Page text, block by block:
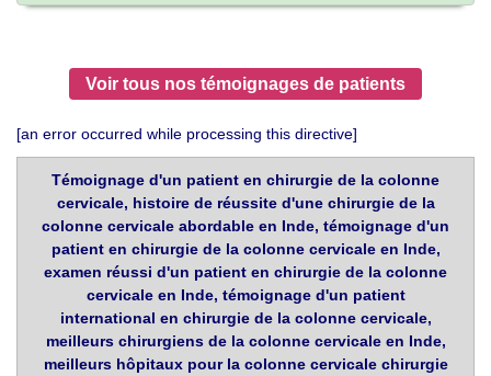
Voir tous nos témoignages de patients
[an error occurred while processing this directive]
Témoignage d'un patient en chirurgie de la colonne
cervicale, histoire de réussite d'une chirurgie de la
colonne cervicale abordable en Inde, témoignage d'un
patient en chirurgie de la colonne cervicale en Inde,
examen réussi d'un patient en chirurgie de la colonne
cervicale en Inde, témoignage d'un patient
international en chirurgie de la colonne cervicale,
meilleurs chirurgiens de la colonne cervicale en Inde,
meilleurs hôpitaux pour la colonne cervicale chirurgie